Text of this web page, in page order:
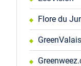
Flore du